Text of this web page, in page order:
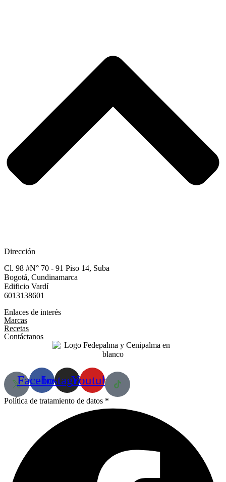
Dirección
Cl. 98 #N° 70 - 91 Piso 14, Suba
Bogotá, Cundinamarca​
Edificio Vardí​
6013138601
Enlaces de interés
Marcas
Recetas
Contáctanos
FacebookInstagram
Youtube
Política de tratamiento de datos *